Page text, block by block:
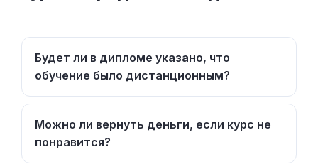
Будет ли в дипломе указано, что
обучение было дистанционным?
Можно ли вернуть деньги, если курс не
понравится?